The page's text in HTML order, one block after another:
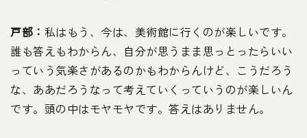
戸部： 私はもう、今は、美術館に行くのが楽しいです。
誰も答えもわからん、自分が思うまま思っとったらいい
っていう気楽さがあるのかもわからんけど、こうだろう
な、ああだろうなって考えていくっていうのが楽しいん
です。頭の中はモヤモヤです。答えはありません。